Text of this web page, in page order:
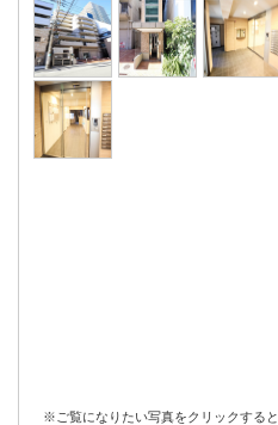
※ご覧になりたい写真をクリックすると